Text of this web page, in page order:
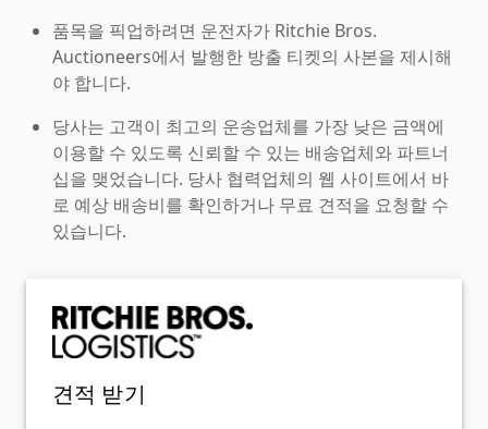
품목을 픽업하려면 운전자가 Ritchie Bros.
Auctioneers에서 발행한 방출 티켓의 사본을 제시해
야 합니다.
당사는 고객이 최고의 운송업체를 가장 낮은 금액에
이용할 수 있도록 신뢰할 수 있는 배송업체와 파트너
십을 맺었습니다. 당사 협력업체의 웹 사이트에서 바
로 예상 배송비를 확인하거나 무료 견적을 요청할 수
있습니다.
견적 받기